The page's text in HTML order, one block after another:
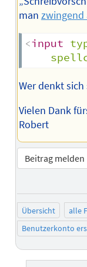
man zwingend
<input
Wer denkt sich
Vielen Dank
Robert
Beitrag melden
Übersicht alle
Benutzerkonto